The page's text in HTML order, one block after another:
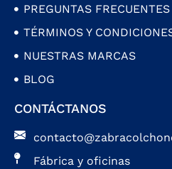
PREGUNTAS FRECUENTES
TÉRMINOS Y
NUESTRAS MARCAS
BLOG
CONTÁCTANOS
Fábrica y oficinas